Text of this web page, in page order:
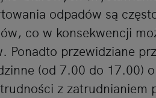
odpadów są
co w konsekwencji
Ponadto przewidziane
(od 7.00 do 17.00)
z zatrudnianiem